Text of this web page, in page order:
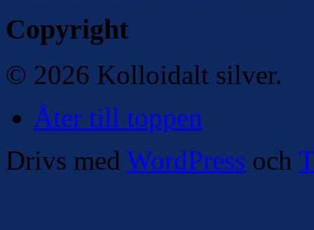
Copyright
© 2026 Kolloidalt silver.
Åter till toppen
Drivs med WordPress och